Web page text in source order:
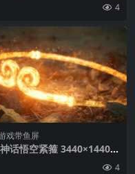
4
戏带鱼屏
话悟空紧箍 3440×1440带
4